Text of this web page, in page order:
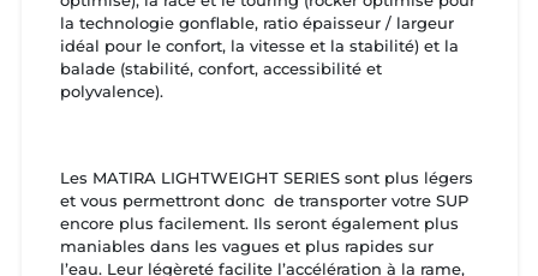
la technologie gonflable, ratio épaisseur / largeur
idéal pour le confort, la vitesse et la stabilité) et la
balade (stabilité, confort, accessibilité et
polyvalence).
Les MATIRA LIGHTWEIGHT SERIES sont plus légers
et vous permettront donc de transporter votre SUP
encore plus facilement. Ils seront également plus
maniables dans les vagues et plus rapides sur
l’eau. Leur légèreté facilite l’accélération à la rame,